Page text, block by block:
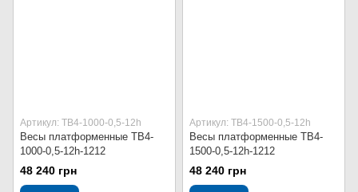
Артикул: ТВ4-1000-0,5-12h
Весы платформенные ТВ4-
1000-0,5-12h-1212
48 240 грн
Артикул: ТВ4-1500-0,5-12h
Весы платформенные ТВ4-
1500-0,5-12h-1212
48 240 грн